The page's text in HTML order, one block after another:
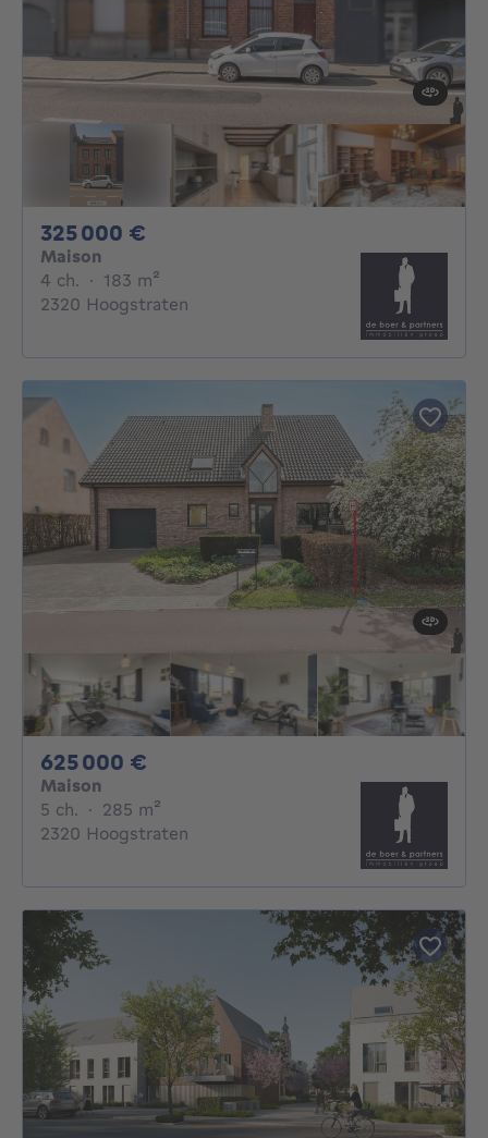
325 000 €
Maison
4 ch. 4 chambres
· 183 m²
2320 Hoogstraten
625 000 €
Maison
5 ch. 5 chambres
· 285 m²
2320 Hoogstraten